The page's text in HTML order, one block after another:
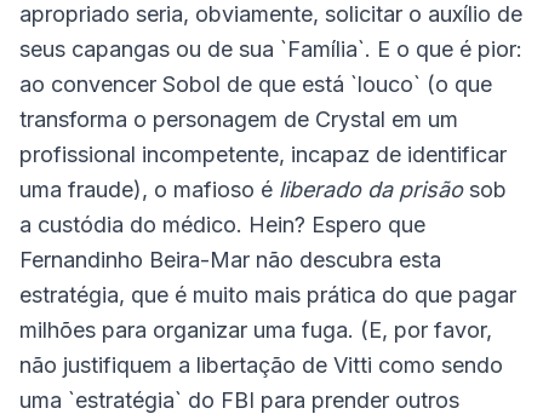
apropriado seria, obviamente, solicitar o auxílio de
seus capangas ou de sua `Família`. E o que é pior:
ao convencer Sobol de que está `louco` (o que
transforma o personagem de Crystal em um
profissional incompetente, incapaz de identificar
uma fraude), o mafioso é liberado da prisãosob
a custódia do médico. Hein? Espero que
Fernandinho Beira-Mar não descubra esta
estratégia, que é muito mais prática do que pagar
milhões para organizar uma fuga. (E, por favor,
não justifiquem a libertação de Vitti como sendo
uma `estratégia` do FBI para prender outros